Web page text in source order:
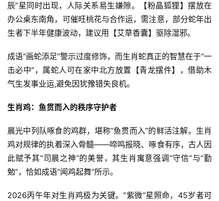
辰”星同时出现，人际关系易生嫌隙。【粉晶狐狸】摆放在
办公桌东南角，可催旺桃花与合作运，需注意，部分蛇年出
生者下半年健康波动，建议用【艾草香囊】驱除湿邪。
成语“画蛇添足”警示过度修饰，而生肖蛇真正的智慧在于“一
击必中”，属蛇人可在家中北方放置【青龙摆件】，借助木
气生发事业运,避免因犹豫错失良机。
生肖鸡：鱼贯而入的秩序守护者
晨光中列队啄食的鸡群，堪称“鱼贯而入”的鲜活注解。生肖
鸡对规律的执着深入骨髓——啼鸣报晓、啄食有序，古人因
此赋予其“司晨之神”的美誉，其生肖寓意强调“守信”与“勤
勉”，恰如成语“闻鸡起舞”所示。
2026丙午年对生肖鸡极为关键。“紫微”星照命，45岁者可